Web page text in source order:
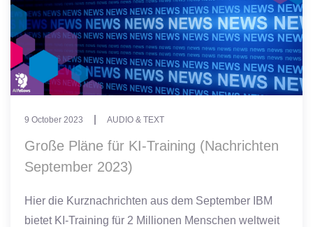
9 October 2023 AUDIO & TEXT
Große Pläne für KI-Training (Nachrichten
September 2023)
Hier die Kurznachrichten aus dem September IBM
bietet KI-Training für 2 Millionen Menschen weltweit